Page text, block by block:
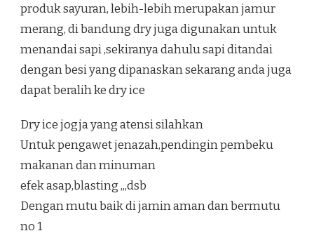
produk sayuran, lebih-lebih merupakan jamur
merang, di bandung dry juga digunakan untuk
menandai sapi ,sekiranya dahulu sapi ditandai
dengan besi yang dipanaskan sekarang anda juga
dapat beralih ke dry ice
Dry ice jogja yang atensi silahkan
Untuk pengawet jenazah,pendingin pembeku
makanan dan minuman
efek asap,blasting ,,,dsb
Dengan mutu baik di jamin aman dan bermutu
no 1